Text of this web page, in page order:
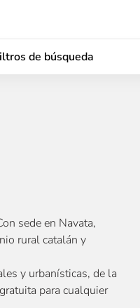
de búsqueda
sede en Navata,
rural catalán y
y urbanísticas, de la
para cualquier